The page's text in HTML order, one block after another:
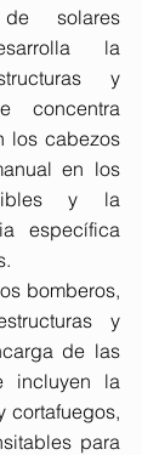
solares
la
y
concentra
los cabezos
en los
y la
específica
bomberos,
y
de las
incluyen la
cortafuegos,
para